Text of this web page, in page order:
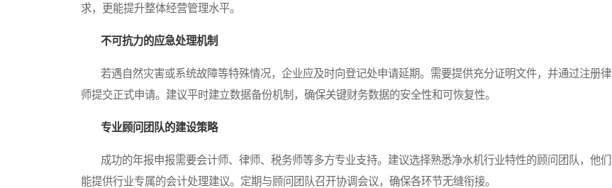
求，更能提升整体经营管理水平。
不可抗力的应急处理机制
若遇自然灾害或系统故障等特殊情况，企业应及时向登记处申请延期。需要提供充分证明文件，并通过注册律
师提交正式申请。建议平时建立数据备份机制，确保关键财务数据的安全性和可恢复性。
专业顾问团队的建设策略
成功的年报申报需要会计师、律师、税务师等多方专业支持。建议选择熟悉净水机行业特性的顾问团队，他们
能提供行业专属的会计处理建议。定期与顾问团队召开协调会议，确保各环节无缝衔接。